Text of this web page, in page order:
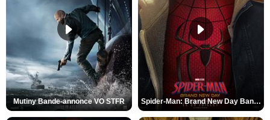
Mutiny Bande-annonce VO STFR Spider-Man: Brand New Day Bande-annonce VO STFR